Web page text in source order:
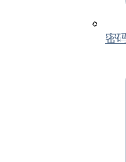
密